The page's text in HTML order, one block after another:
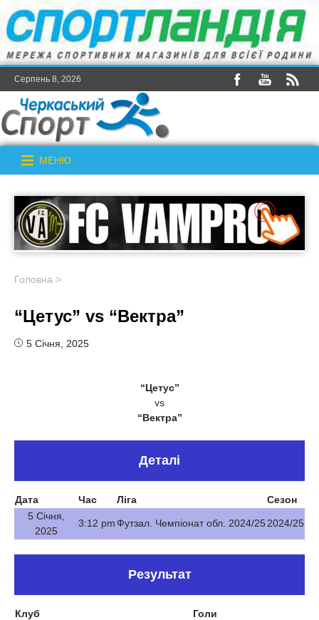
Серпень 8, 2026
МЕНЮ
Головна >
“Цетус” vs “Вектра”
5 Січня, 2025
“Цетус”
vs
“Вектра”
Деталі
Дата Час Ліга
Сезон
5 Січня,
2025
3:12 pmФутзал. Чемпіонат обл. 2024/252024/25
Результат
Клуб
Голи